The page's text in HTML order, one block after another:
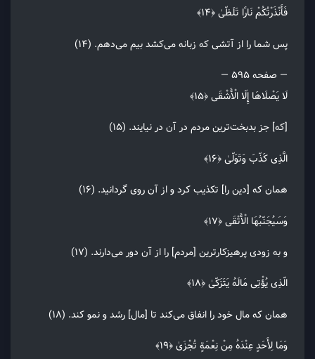
فَأَنْذَرْتُکُمْ نَارًا تَلَظّیٰ ﴿۱۴﴾
پس شما را از آتشی که زبانه می‌کشد بیم می‌دهم. (۱۴)
— صفحه ۵۹۵ —
لَا یَصْلَاهَا إِلّا الْأَشْقَی ﴿۱۵﴾
[که] جز بدبخت‌ترین مردم در آن در نیایند. (۱۵)
الَّذِی کَذّبَ وَتَوَلّیٰ ﴿۱۶﴾
همان که [دین را] تکذیب کرد و از آن روی گردانید. (۱۶)
وَسَیُجَنّبُهَا الْأَتْقَی ﴿۱۷﴾
و به زودی پرهیزکارترین [مردم] را از آن دور می‌دارند. (۱۷)
الّذِی یُؤْتِی مَالَهُ یَتَزَکّیٰ ﴿۱۸﴾
همان که مال خود را انفاق می‌کند تا [مال] رشد و نمو کند. (۱۸)
وَمَا لِأَحَدٍ عِنْدَهُ مِنْ نِعْمَةٍ تُجْزَیٰ ﴿۱۹﴾